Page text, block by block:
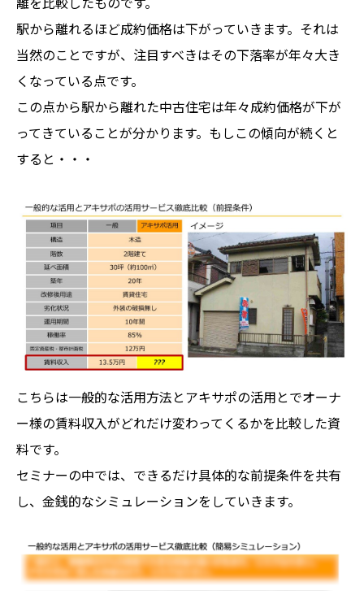
駅から離れるほど成約価格は下がっていきます。それは
当然のことですが、注目すべきはその下落率が年々大き
くなっている点です。
この点から駅から離れた中古住宅は年々成約価格が下が
ってきていることが分かります。もしこの傾向が続くと
すると・・・
こちらは一般的な活用方法とアキサポの活用とでオーナ
ー様の賃料収入がどれだけ変わってくるかを比較した資
料です。
セミナーの中では、できるだけ具体的な前提条件を共有
し、金銭的なシミュレーションをしていきます。